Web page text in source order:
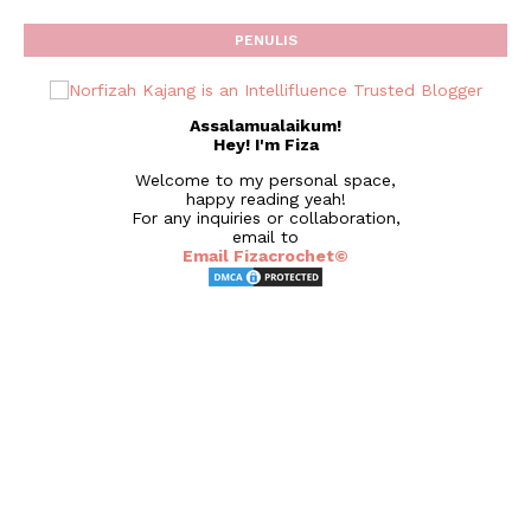
PENULIS
Assalamualaikum!
Hey! I'm Fiza
Welcome to my personal space,
happy reading yeah!
For any inquiries or collaboration,
email to
Email Fizacrochet©